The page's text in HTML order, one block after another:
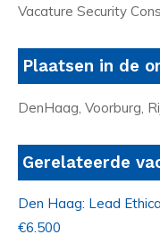
Vacature Security
Plaatsen in de
DenHaag, Voorburg,
Gerelateerde
Den Haag: Lead
€6.500